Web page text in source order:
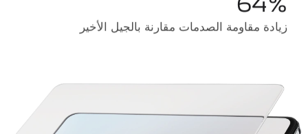
زيادة مقاومة الصدمات مقارنة بالجيل الأخير